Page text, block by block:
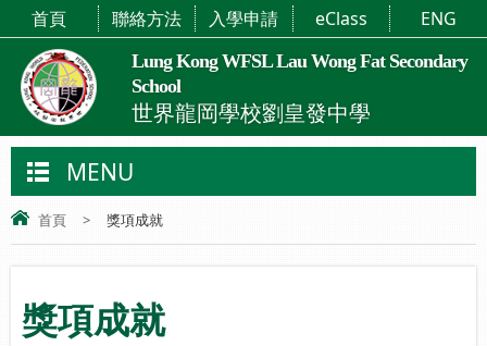
Lung Kong WFSL Lau Wong Fat Secondary
School
世界龍岡學校劉皇發中學
首頁 聯絡方法 入學申請 eClass ENG
MENU
首頁 > 獎項成就
獎項成就